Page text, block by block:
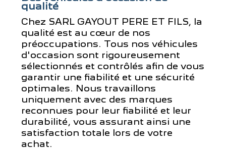
qualité
Chez SARL GAYOUT PERE ET FILS, la
qualité est au cœur de nos
préoccupations. Tous nos véhicules
d'occasion sont rigoureusement
sélectionnés et contrôlés afin de vous
garantir une fiabilité et une sécurité
optimales. Nous travaillons
uniquement avec des marques
reconnues pour leur fiabilité et leur
durabilité, vous assurant ainsi une
satisfaction totale lors de votre
achat.